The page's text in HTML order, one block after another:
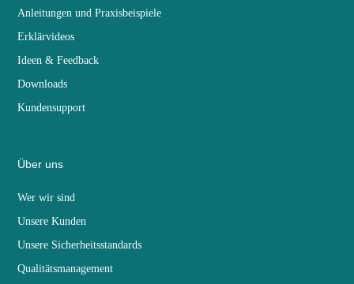
Anleitungen und Praxisbeispiele
Erklärvideos
Ideen & Feedback
Downloads
Kundensupport
Über uns
Wer wir sind
Unsere Kunden
Unsere Sicherheitsstandards
Qualitätsmanagement